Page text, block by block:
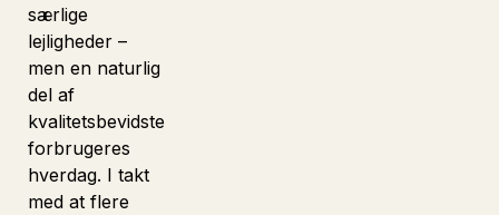
særlige
lejligheder –
men en naturlig
del af
kvalitetsbevidste
forbrugeres
hverdag. I takt
med at flere